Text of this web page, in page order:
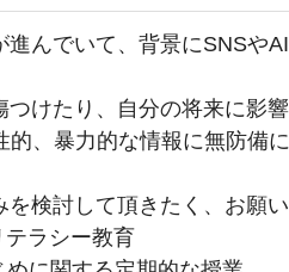
んでいて、背景にSNSや
けたり、自分の将来に影
的、暴力的な情報に無防備
検討して頂きたく、お願い
ラシー教育